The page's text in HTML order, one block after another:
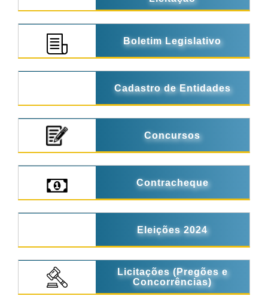
Boletim Legislativo
Cadastro de Entidades
Concursos
Contracheque
Eleições 2024
Licitações (Pregões e
Concorrências)